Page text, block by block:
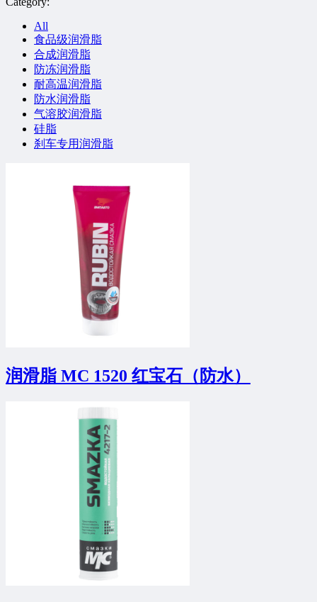
All
食品级润滑脂
合成润滑脂
防冻润滑脂
耐高温润滑脂
防水润滑脂
气溶胶润滑脂
硅脂
刹车专用润滑脂
润滑脂 MC 1520 红宝石（防水）